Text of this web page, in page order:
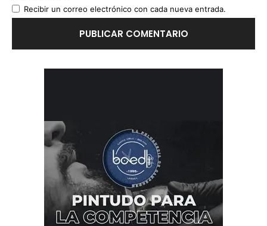
Recibir un correo electrónico con cada nueva entrada.